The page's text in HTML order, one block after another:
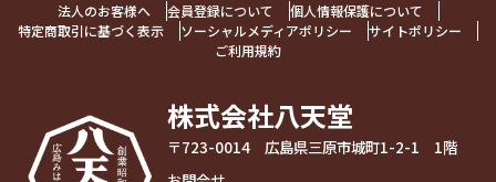
法人のお客様へ 会員登録について
個人情報保護について
特定商取引に基づく表示
ソーシャルメディアポリシー
サイトポリシー
ご利用規約
株式会社八天堂
〒723-0014 広島県三原市城町1-2-1 1階